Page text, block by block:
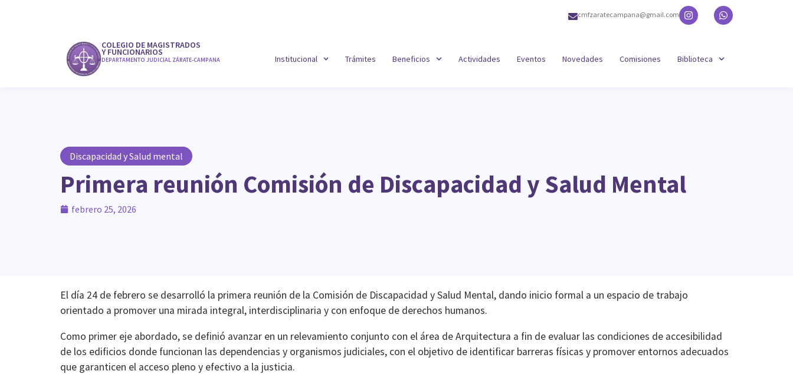
cmfzaratecampana@gmail.com
COLEGIO DE MAGISTRADOS
Y FUNCIONARIOS
DEPARTAMENTO JUDICIAL ZÁRATE-CAMPANA Institucional Trámites Beneficios Actividades Eventos Novedades Comisiones Biblioteca
Discapacidad y Salud mental
Primera reunión Comisión de Discapacidad y Salud Mental
febrero 25, 2026
El día 24 de febrero se desarrolló la primera reunión de la Comisión de Discapacidad y Salud Mental, dando inicio formal a un espacio de trabajo
orientado a promover una mirada integral, interdisciplinaria y con enfoque de derechos humanos.
Como primer eje abordado, se definió avanzar en un relevamiento conjunto con el área de Arquitectura a fin de evaluar las condiciones de accesibilidad
de los edificios donde funcionan las dependencias y organismos judiciales, con el objetivo de identificar barreras físicas y promover entornos adecuados
que garanticen el acceso pleno y efectivo a la justicia.